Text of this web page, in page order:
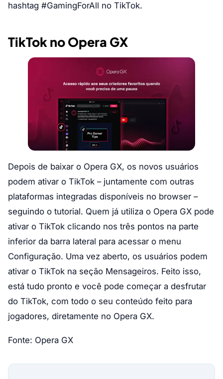
hashtag #GamingForAll no TikTok.
TikTok no Opera GX
Depois de baixar o Opera GX, os novos usuários
podem ativar o TikTok – juntamente com outras
plataformas integradas disponíveis no browser –
seguindo o tutorial. Quem já utiliza o Opera GX pode
ativar o TikTok clicando nos três pontos na parte
inferior da barra lateral para acessar o menu
Configuração. Uma vez aberto, os usuários podem
ativar o TikTok na seção Mensageiros. Feito isso,
está tudo pronto e você pode começar a desfrutar
do TikTok, com todo o seu conteúdo feito para
jogadores, diretamente no Opera GX.
Fonte: Opera GX